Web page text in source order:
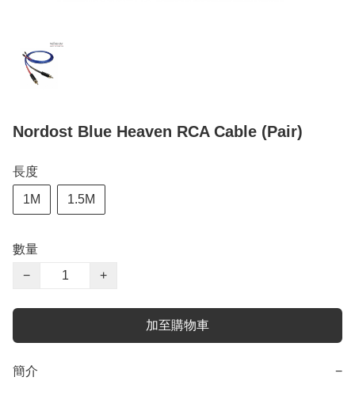
Nordost Blue Heaven RCA Cable (Pair)
長度
1M 1.5M
數量
−
+
加至購物車
簡介 −